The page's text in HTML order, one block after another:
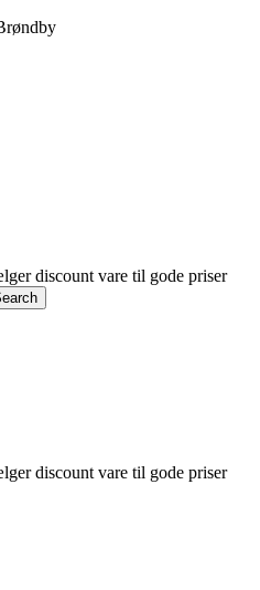
discount vare til gode priser
discount vare til gode priser